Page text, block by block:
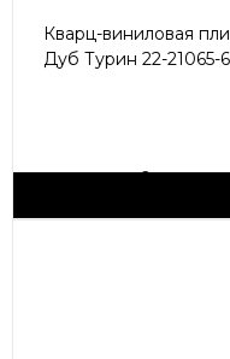
Кварц-виниловая
Дуб Турин 22-21065-
2